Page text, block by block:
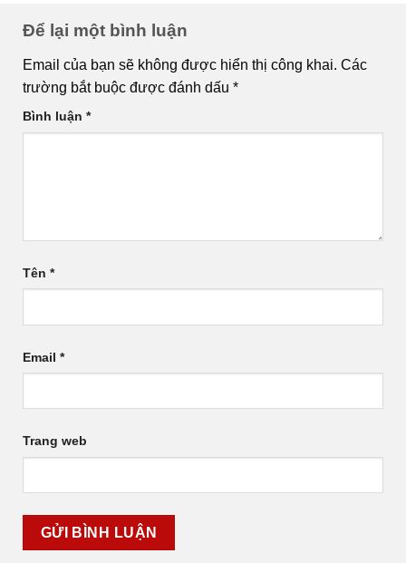
Để lại một bình luận
Email của bạn sẽ không được hiển thị công khai. Các
trường bắt buộc được đánh dấu *
Bình luận *
Tên *
Email *
Trang web